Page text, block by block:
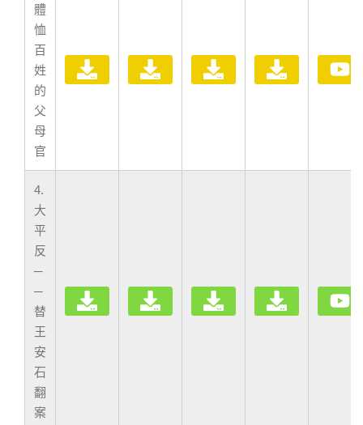
體
恤
百
姓
的
父
母
官
4.
大
平
反
─
─
替
王
安
石
翻
案